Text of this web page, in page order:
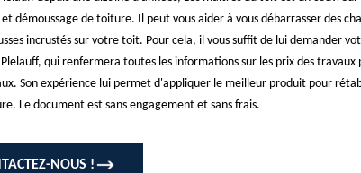
démoussage de toiture. Il peut vous aider à vous débarrasser des
incrustés sur votre toit. Pour cela, il vous suffit de lui demander
qui renfermera toutes les informations sur les prix des
Son expérience lui permet d'appliquer le meilleur produit pour
Le document est sans engagement et sans frais.
NOUS !